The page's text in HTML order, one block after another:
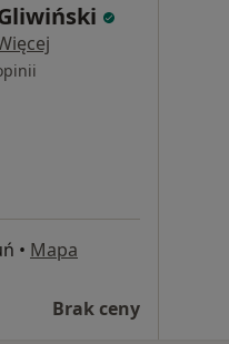
• Mapa
Brak ceny